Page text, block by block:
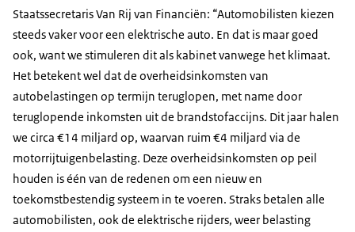
Staatssecretaris Van Rij van Financiën: “Automobilisten kiezen
steeds vaker voor een elektrische auto. En dat is maar goed
ook, want we stimuleren dit als kabinet vanwege het klimaat.
Het betekent wel dat de overheidsinkomsten van
autobelastingen op termijn teruglopen, met name door
teruglopende inkomsten uit de brandstofaccijns. Dit jaar halen
we circa €14 miljard op, waarvan ruim €4 miljard via de
motorrijtuigenbelasting. Deze overheidsinkomsten op peil
houden is één van de redenen om een nieuw en
toekomstbestendig systeem in te voeren. Straks betalen alle
automobilisten, ook de elektrische rijders, weer belasting